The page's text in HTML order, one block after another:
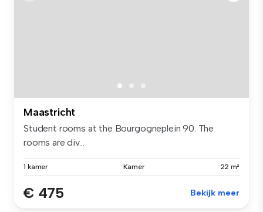
Maastricht
Student rooms at the Bourgogneplein 90. The
rooms are div...
1 kamer Kamer 22 m²
€ 475 Bekijk meer